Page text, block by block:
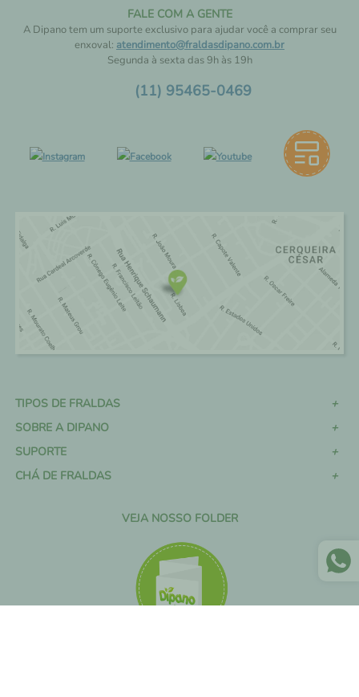
FALE COM A GENTE
A Dipano tem um suporte exclusivo para ajudar você a comprar seu
enxoval: atendimento@fraldasdipano.com.br
Segunda à sexta das 9h às 19h
(11) 95465-0469
TIPOS DE FRALDAS
SOBRE A DIPANO
SUPORTE
CHÁ DE FRALDAS
VEJA NOSSO FOLDER